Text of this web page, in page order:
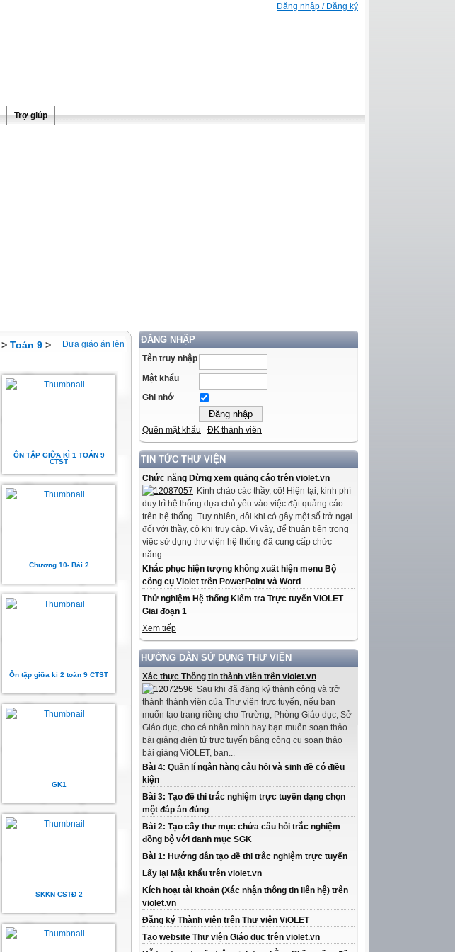
Đăng nhập / Đăng ký
Trợ giúp
ĐĂNG NHẬP
Tên truy nhập
Mật khẩu
Ghi nhớ
Quên mật khẩu ĐK thành viên
TIN TỨC THƯ VIỆN
Chức năng Dừng xem quảng cáo trên violet.vn
Kính chào các thầy, cô! Hiện tại, kinh phí
duy trì hệ thống dựa chủ yếu vào việc đặt quảng cáo
trên hệ thống. Tuy nhiên, đôi khi có gây một số trở ngại
đối với thầy, cô khi truy cập. Vì vậy, để thuận tiện trong
việc sử dụng thư viện hệ thống đã cung cấp chức
năng...
Khắc phục hiện tượng không xuất hiện menu Bộ
công cụ Violet trên PowerPoint và Word
Thử nghiệm Hệ thống Kiểm tra Trực tuyến ViOLET
Giai đoạn 1
Xem tiếp
HƯỚNG DẪN SỬ DỤNG THƯ VIỆN
Xác thực Thông tin thành viên trên violet.vn
Sau khi đã đăng ký thành công và trở
thành thành viên của Thư viện trực tuyến, nếu bạn
muốn tạo trang riêng cho Trường, Phòng Giáo dục, Sở
Giáo dục, cho cá nhân mình hay bạn muốn soạn thảo
bài giảng điện tử trực tuyến bằng công cụ soạn thảo
bài giảng ViOLET, bạn...
Bài 4: Quản lí ngân hàng câu hỏi và sinh đề có điều
kiện
Bài 3: Tạo đề thi trắc nghiệm trực tuyến dạng chọn
một đáp án đúng
Bài 2: Tạo cây thư mục chứa câu hỏi trắc nghiệm
đồng bộ với danh mục SGK
Bài 1: Hướng dẫn tạo đề thi trắc nghiệm trực tuyến
Lấy lại Mật khẩu trên violet.vn
Kích hoạt tài khoản (Xác nhận thông tin liên hệ) trên
violet.vn
Đăng ký Thành viên trên Thư viện ViOLET
Tạo website Thư viện Giáo dục trên violet.vn
Đưa giáo án lên
> Toán 9 >
ÔN TẬP GIỮA KÌ 1 TOÁN 9
CTST
Chương 10- Bài 2
Ôn tập giữa kì 2 toán 9 CTST
GK1
SKKN CSTĐ 2